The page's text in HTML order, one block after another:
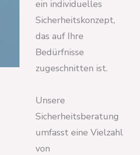
ein individuelles
Sicherheitskonzept,
das auf Ihre
Bedürfnisse
zugeschnitten ist.
Unsere
Sicherheitsberatung
umfasst eine Vielzahl
von